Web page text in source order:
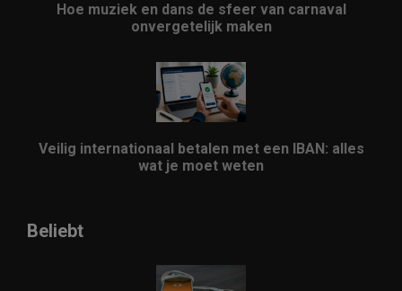
Hoe muziek en dans de sfeer van carnaval
onvergetelijk maken
Veilig internationaal betalen met een IBAN: alles
wat je moet weten
Beliebt